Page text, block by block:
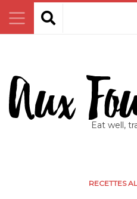
Eat well,
RECETTES